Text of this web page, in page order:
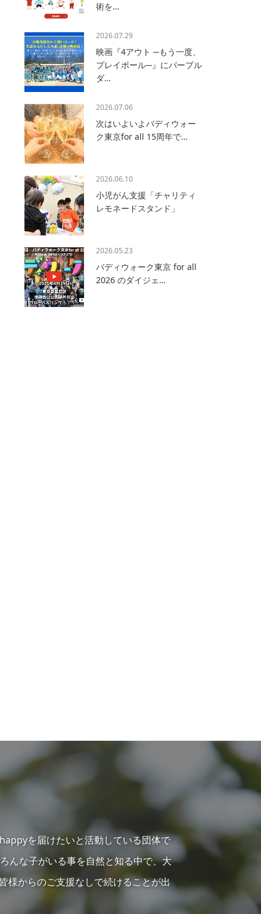
術を…
2026.07.29
映画『4アウト ─もう一度、
プレイボール─』にパープル
ダ…
2026.07.06
次はいよいよバディウォー
ク東京for all 15周年で…
2026.06.10
小児がん支援「チャリティ
レモネードスタンド」
2026.05.23
バディウォーク東京 for all
2026 のダイジェ…
を届けたいと活動している団体で
んな子がいる事を自然と知る中で、大
様からのご支援なしで続けることが出